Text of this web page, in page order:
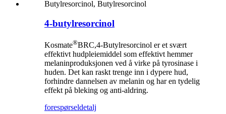
4-butylresorcinol
Kosmate®BRC,4-Butylresorcinol er et svært
effektivt hudpleiemiddel som effektivt hemmer
melaninproduksjonen ved å virke på tyrosinase i
huden. Det kan raskt trenge inn i dypere hud,
forhindre dannelsen av melanin og har en tydelig
effekt på bleking og anti-aldring.
forespørseldetalj